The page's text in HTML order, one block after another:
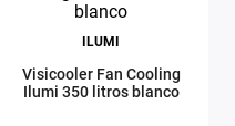
ILUMI
Visicooler Fan Cooling
Ilumi 350 litros blanco